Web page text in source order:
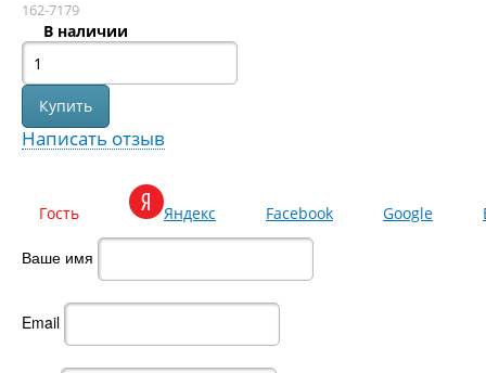
162-7179
В наличии
Написать отзыв
Гость Яндекс Facebook Google
Ваше имя
Email